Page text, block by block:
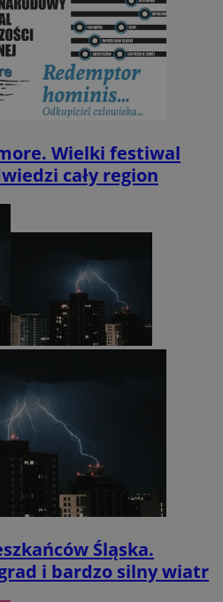
Wielki festiwal
cały region
Śląska.
i bardzo silny wiatr